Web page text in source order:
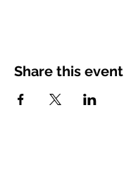
Share this event